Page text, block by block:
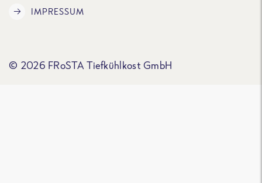
IMPRESSUM
© 2026 FRoSTA Tiefkühlkost GmbH